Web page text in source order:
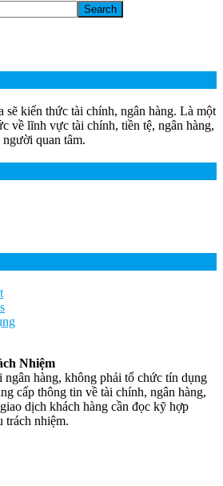
kiến thức tài chính, ngân hàng. Là một
về lĩnh vực tài chính, tiền tệ, ngân hàng,
quan tâm.
Nhiệm
hàng, không phải tổ chức tín dụng
cấp thông tin về tài chính, ngân hàng,
dịch khách hàng cần đọc kỹ hợp
trách nhiệm.